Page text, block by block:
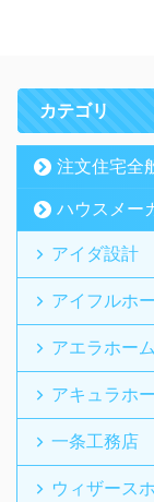
カテゴリ
注文住宅全
ハウスメー
アイダ設計
アイフルホ
アエラホーム
アキュラホ
一条工務店
ウィザース